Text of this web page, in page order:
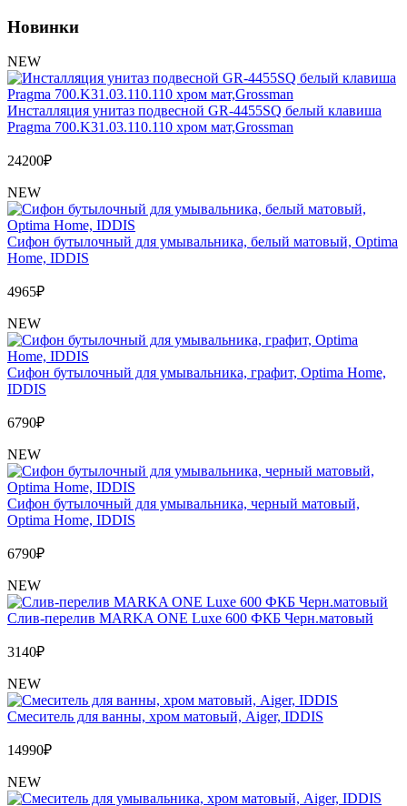
Контакты
Новинки
NEW
Инсталляция унитаз подвесной GR-4455SQ белый клавиша
Pragma 700.K31.03.110.110 хром мат,Grossman
24200₽
NEW
Сифон бутылочный для умывальника, белый матовый, Optima
Home, IDDIS
4965₽
NEW
Сифон бутылочный для умывальника, графит, Optima Home,
IDDIS
6790₽
NEW
Сифон бутылочный для умывальника, черный матовый,
Optima Home, IDDIS
6790₽
NEW
Слив-перелив MARKA ONE Luxe 600 ФКБ Черн.матовый
3140₽
NEW
Cмеситель для ванны, хром матовый, Aiger, IDDIS
14990₽
NEW